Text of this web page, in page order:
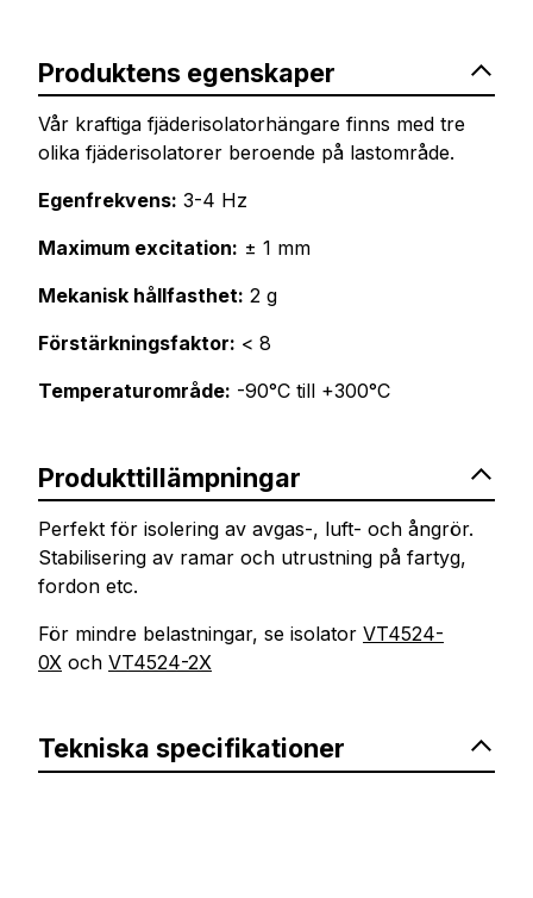
Produktens egenskaper
Vår kraftiga fjäderisolatorhängare finns med tre
olika fjäderisolatorer beroende på lastområde.
Egenfrekvens: 3-4 Hz
Maximum excitation: ± 1 mm
Mekanisk hållfasthet: 2 g
Förstärkningsfaktor: < 8
Temperaturområde: -90°C till +300°C
Produkttillämpningar
Perfekt för isolering av avgas-, luft- och ångrör.
Stabilisering av ramar och utrustning på fartyg,
fordon etc.
För mindre belastningar, se isolator VT4524-
0X och VT4524-2X
Tekniska specifikationer